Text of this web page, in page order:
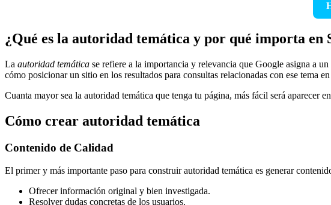
¿Qué es la autoridad temática y por qué importa en
La autoridad temática se refiere a la importancia y relevancia que Google asigna a
cómo posicionar un sitio en los resultados para consultas relacionadas con ese tema
Cuanta mayor sea la autoridad temática que tenga tu página, más fácil será aparecer
Cómo crear autoridad temática
Contenido de Calidad
El primer y más importante paso para construir autoridad temática es generar
Ofrecer información original y bien investigada.
Resolver dudas concretas de los usuarios.